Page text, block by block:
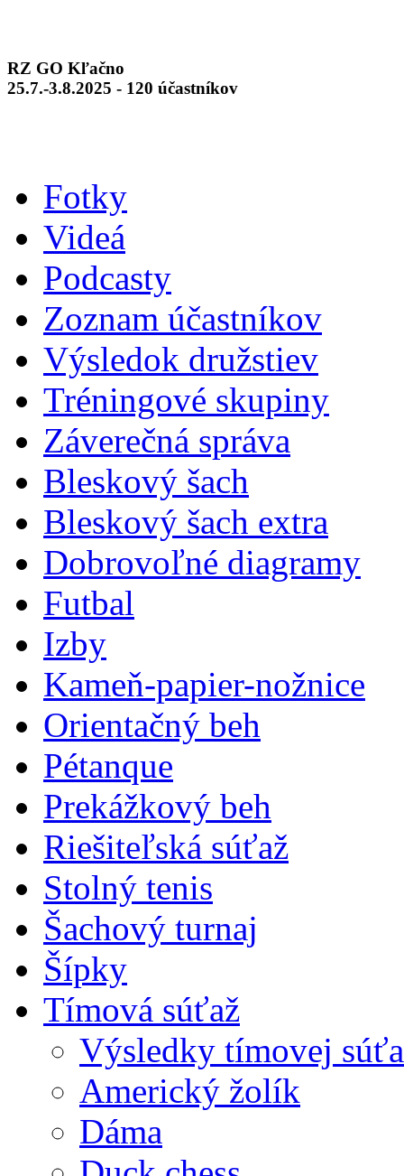
RZ GO Kľačno
25.7.-3.8.2025 - 120 účastníkov
Fotky
Videá
Podcasty
Zoznam účastníkov
Výsledok družstiev
Tréningové skupiny
Záverečná správa
Bleskový šach
Bleskový šach extra
Dobrovoľné diagramy
Futbal
Izby
Kameň-papier-nožnice
Orientačný beh
Pétanque
Prekážkový beh
Riešiteľská súťaž
Stolný tenis
Šachový turnaj
Šípky
Tímová súťaž
Výsledky tímovej
Americký žolík
Dáma